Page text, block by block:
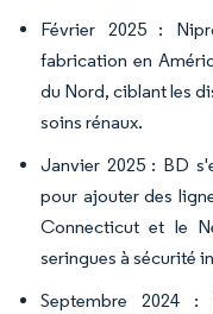
Février 2025 :
fabrication en
du Nord, ciblant les
soins rénaux.
Janvier 2025 : BD
pour ajouter des
Connecticut et le
seringues à sécurité
Septembre 2024 :